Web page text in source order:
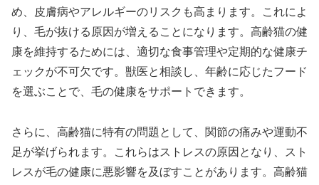
め、皮膚病やアレルギーのリスクも高まります。これによ
り、毛が抜ける原因が増えることになります。高齢猫の健
康を維持するためには、適切な食事管理や定期的な健康チ
ェックが不可欠です。獣医と相談し、年齢に応じたフード
を選ぶことで、毛の健康をサポートできます。
さらに、高齢猫に特有の問題として、関節の痛みや運動不
足が挙げられます。これらはストレスの原因となり、スト
レスが毛の健康に悪影響を及ぼすことがあります。高齢猫